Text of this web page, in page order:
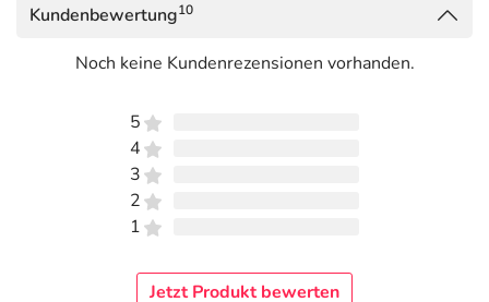
Kundenbewertung10
Noch keine Kundenrezensionen vorhanden.
5
4
3
2
1
Jetzt Produkt bewerten